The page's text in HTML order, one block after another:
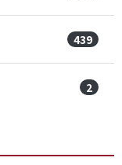
439
2